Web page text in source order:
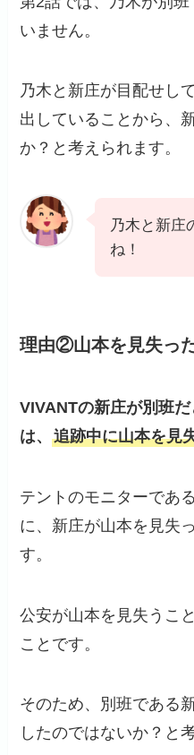
いません。
乃木と新庄が目配せし
出していることから、
か？と考えられます。
乃木と新庄
ね！
理由②山本を見失っ
VIVANTの新庄が別班だ
は、追跡中に山本を見
テントのモニターであ
に、新庄が山本を見失
す。
公安が山本を見失うこ
ことです。
そのため、別班である
したのではないか？と